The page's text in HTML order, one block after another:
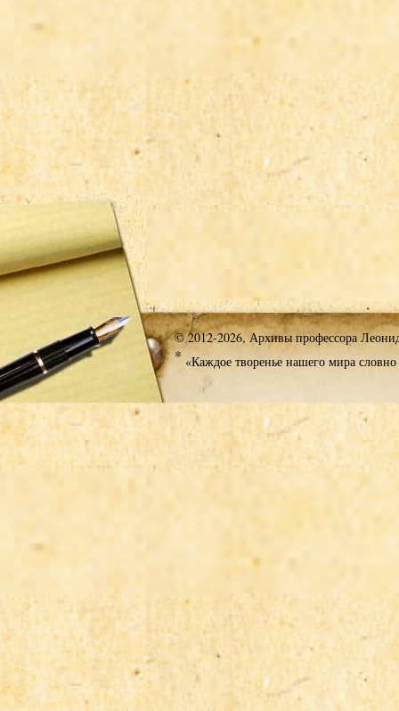
© 2012-2026, Архивы профессора
* «Каждое творенье нашего мира